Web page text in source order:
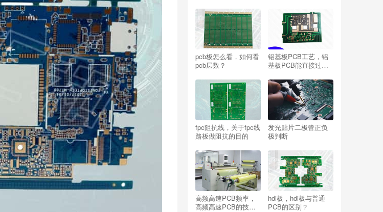
pcb板怎么看，如何看
pcb层数？
铝基板PCB工艺，铝
基板PCB能直接过孔
fpc阻抗线，关于fpc线
路板做阻抗的目的
发光贴片二极管正负
极判断
高频高速PCB频率，
高频高速PCB的技术
hdi板，hdi板与普通
PCB的区别？